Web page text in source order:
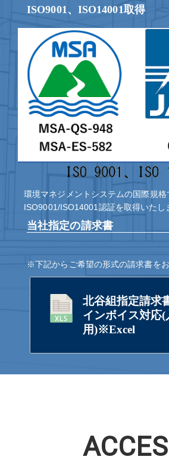
ISO9001、ISO14001取得
環境マネジメントシステムの国際規格
ISO9001/ISO14001認証を取得いたし
当社指定の請求書
※下記からご希望の形式の請求書をお
北谷組指定請求
インボイス対応(
用)※Excel